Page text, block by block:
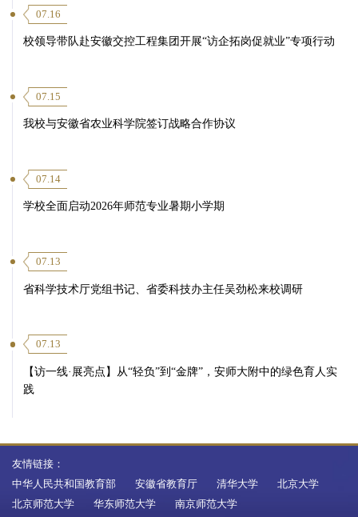
07.16
校领导带队赴安徽交控工程集团开展“访企拓岗促就业”专项行动
07.15
我校与安徽省农业科学院签订战略合作协议
07.14
学校全面启动2026年师范专业暑期小学期
07.13
省科学技术厅党组书记、省委科技办主任吴劲松来校调研
07.13
【访一线·展亮点】从“轻负”到“金牌”，安师大附中的绿色育人实
践
友情链接：
中华人民共和国教育部
安徽省教育厅 清华大学
北京大学
北京师范大学
华东师范大学 南京师范大学